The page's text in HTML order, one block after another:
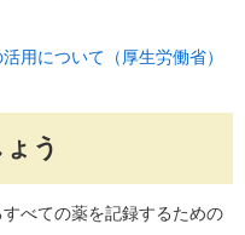
用について（厚生労働省）
う
べての薬を記録するための